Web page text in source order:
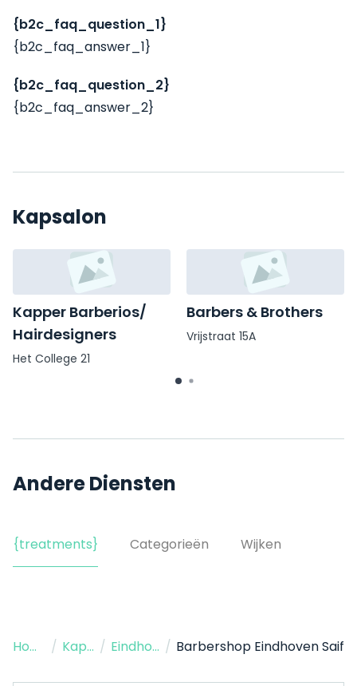
{b2c_faq_question_1}
{b2c_faq_answer_1}
{b2c_faq_question_2}
{b2c_faq_answer_2}
Kapsalon
Kapper Barberios/
Hairdesigners
Het College 21
Barbers & Brothers
Vrijstraat 15A
Andere Diensten
{treatments} Categorieën Wijken
Home / Kapper / Eindhoven / Barbershop Eindhoven Saif